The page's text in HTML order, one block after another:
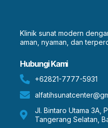
Klinik sunat modern
aman, nyaman, dan
Hubungi Kami
+62821-7777-5931
Jl. Bintaro Utama 3A,
Tangerang Selatan,